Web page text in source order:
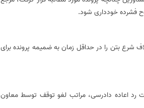
فشرده خودداری شود‌‌‌‌.
بتن را در حداقل زمان به ضمیمه پرونده برای
رد اعاده دادرسی، مراتب لغو توقف توسط معاون